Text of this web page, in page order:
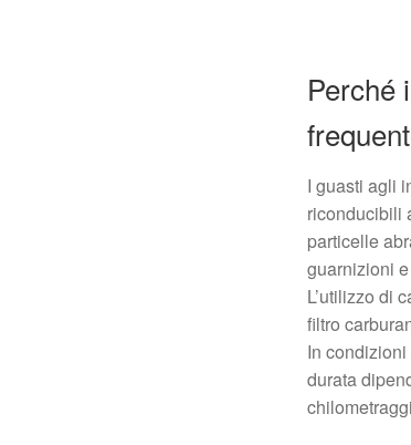
Perché
I guasti agli
riconducibili
particelle
guarnizioni
L’utilizzo di
filtro
In
durata